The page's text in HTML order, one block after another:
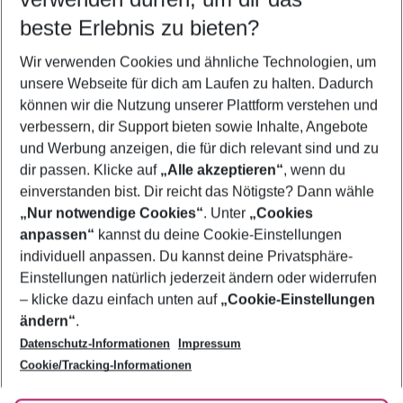
Flug & Hotel Alghero
Frübucher Angebote Alghero für 2026
Familienurlaub Alghero
Pauschalreisen Alghero
Urlaub Alghero
Footer
Footer navigation
Über uns
AGB
Bestpreisgarantie
Cookie-Einstellungen ändern
Cookie-Richtlinie
Agenturbetreuung
Barrierefreies Reisen
Folge uns
beste Erlebnis zu bieten?
Wir verwenden Cookies und ähnliche Technologien, um
unsere Webseite für dich am Laufen zu halten. Dadurch
können wir die Nutzung unserer Plattform verstehen und
verbessern, dir Support bieten sowie Inhalte, Angebote
und Werbung anzeigen, die für dich relevant sind und zu
dir passen. Klicke auf „Alle akzeptieren“, wenn du
einverstanden bist. Dir reicht das Nötigste? Dann wähle
„Nur notwendige Cookies“. Unter „Cookies
anpassen“ kannst du deine Cookie-Einstellungen
individuell anpassen. Du kannst deine Privatsphäre-
Einstellungen natürlich jederzeit ändern oder widerrufen
– klicke dazu einfach unten auf „Cookie-Einstellungen
ändern“.
Datenschutz-Informationen
Impressum
Cookie/Tracking-Informationen